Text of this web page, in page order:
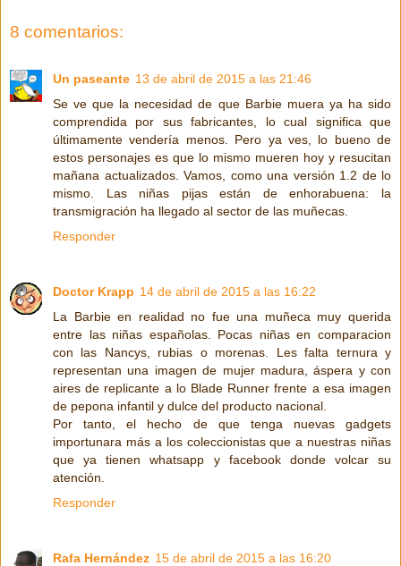
8 comentarios:
Un paseante 13 de abril de 2015 a las 21:46
Se ve que la necesidad de que Barbie muera ya ha sido
comprendida por sus fabricantes, lo cual significa que
últimamente vendería menos. Pero ya ves, lo bueno de
estos personajes es que lo mismo mueren hoy y resucitan
mañana actualizados. Vamos, como una versión 1.2 de lo
mismo. Las niñas pijas están de enhorabuena: la
transmigración ha llegado al sector de las muñecas.
Responder
Doctor Krapp 14 de abril de 2015 a las 16:22
La Barbie en realidad no fue una muñeca muy querida
entre las niñas españolas. Pocas niñas en comparacion
con las Nancys, rubias o morenas. Les falta ternura y
representan una imagen de mujer madura, áspera y con
aires de replicante a lo Blade Runner frente a esa imagen
de pepona infantil y dulce del producto nacional.
Por tanto, el hecho de que tenga nuevas gadgets
importunara más a los coleccionistas que a nuestras niñas
que ya tienen whatsapp y facebook donde volcar su
atención.
Responder
Rafa Hernández 15 de abril de 2015 a las 16:20